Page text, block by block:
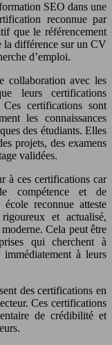
SEO dans une
reconnue par
que le référencement
la différence sur un CV
d’emploi.
collaboration avec les
leurs certifications
certifications sont
les connaissances
des étudiants. Elles
projets, des examens
validées.
à ces certifications car
compétence et de
reconnue atteste
et actualisé,
Cela peut être
qui cherchent à
à leurs
des certifications en
Ces certifications
de crédibilité et